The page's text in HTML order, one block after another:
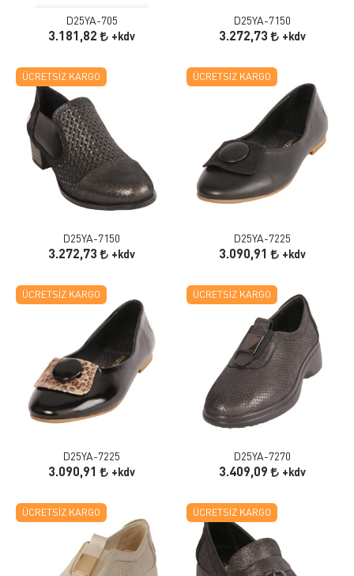
D25YA-705
3.181,82 +kdv
D25YA-7150
3.272,73 +kdv
ÜCRETSIZ KARGO
D25YA-7150
3.272,73 +kdv
ÜCRETSIZ KARGO
D25YA-7225
3.090,91 +kdv
ÜCRETSIZ KARGO
D25YA-7225
3.090,91 +kdv
ÜCRETSIZ KARGO
D25YA-7270
3.409,09 +kdv
ÜCRETSIZ KARGO ÜCRETSIZ KARGO